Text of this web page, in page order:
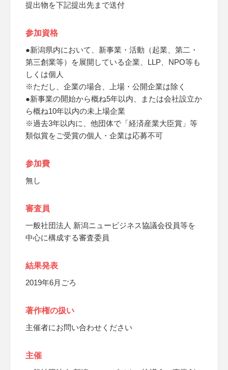
提出物を下記提出先まで送付
参加資格
●新潟県内において、新事業・活動（起業、第二・
第三創業等）を展開している企業、LLP、NPO等も
しくは個人
※ただし、企業の場合、上場・公開企業は除く
●新事業の開始から概ね5年以内、または会社設立か
ら概ね10年以内の未上場企業
※過去3年以内に、他団体で「経済産業大臣賞」等
類似賞をご受賞の個人・企業は応募不可
参加費
無し
審査員
一般社団法人 新潟ニュービジネス協議会役員等を
中心に構成する審査委員
結果発表
2019年6月ごろ
著作権の扱い
主催者にお問い合わせください
主催